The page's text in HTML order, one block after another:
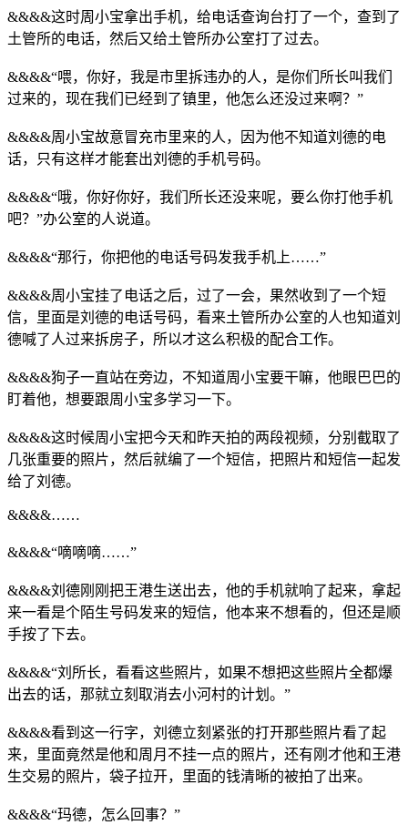
&&&&这时周小宝拿出手机，给电话查询台打了一个，查到了
土管所的电话，然后又给土管所办公室打了过去。
&&&&“喂，你好，我是市里拆违办的人，是你们所长叫我们
过来的，现在我们已经到了镇里，他怎么还没过来啊？”
&&&&周小宝故意冒充市里来的人，因为他不知道刘德的电
话，只有这样才能套出刘德的手机号码。
&&&&“哦，你好你好，我们所长还没来呢，要么你打他手机
吧？”办公室的人说道。
&&&&“那行，你把他的电话号码发我手机上……”
&&&&周小宝挂了电话之后，过了一会，果然收到了一个短
信，里面是刘德的电话号码，看来土管所办公室的人也知道刘
德喊了人过来拆房子，所以才这么积极的配合工作。
&&&&狗子一直站在旁边，不知道周小宝要干嘛，他眼巴巴的
盯着他，想要跟周小宝多学习一下。
&&&&这时候周小宝把今天和昨天拍的两段视频，分别截取了
几张重要的照片，然后就编了一个短信，把照片和短信一起发
给了刘德。
&&&&……
&&&&“嘀嘀嘀……”
&&&&刘德刚刚把王港生送出去，他的手机就响了起来，拿起
来一看是个陌生号码发来的短信，他本来不想看的，但还是顺
手按了下去。
&&&&“刘所长，看看这些照片，如果不想把这些照片全都爆
出去的话，那就立刻取消去小河村的计划。”
&&&&看到这一行字，刘德立刻紧张的打开那些照片看了起
来，里面竟然是他和周月不挂一点的照片，还有刚才他和王港
生交易的照片，袋子拉开，里面的钱清晰的被拍了出来。
&&&&“玛德，怎么回事？”